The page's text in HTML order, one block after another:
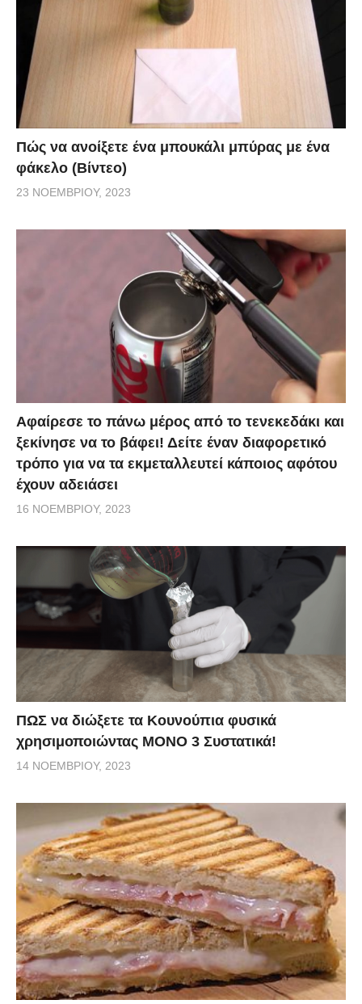
Πώς να ανοίξετε ένα μπουκάλι μπύρας με ένα
φάκελο (Βίντεο)
23 ΝΟΕΜΒΡΊΟΥ, 2023
Αφαίρεσε το πάνω μέρος από το τενεκεδάκι και
ξεκίνησε να το βάφει! Δείτε έναν διαφορετικό
τρόπο για να τα εκμεταλλευτεί κάποιος αφότου
έχουν αδειάσει
16 ΝΟΕΜΒΡΊΟΥ, 2023
ΠΩΣ να διώξετε τα Κουνούπια φυσικά
χρησιμοποιώντας ΜΟΝΟ 3 Συστατικά!
14 ΝΟΕΜΒΡΊΟΥ, 2023